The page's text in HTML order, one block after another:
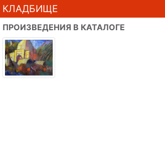
КЛАДБИЩЕ
ПРОИЗВЕДЕНИЯ В КАТАЛОГЕ